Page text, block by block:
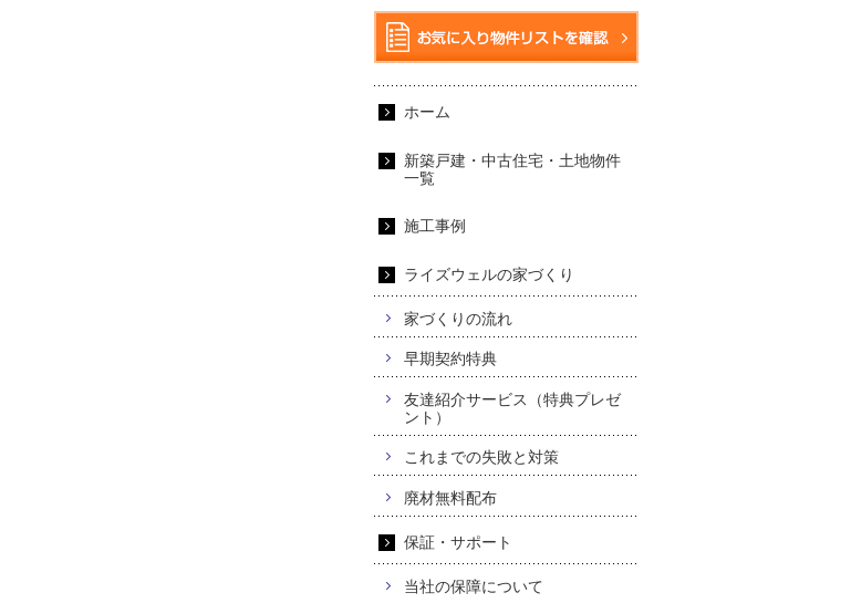
ホーム
新築戸建・中古住宅・土地物件
一覧
施工事例
ライズウェルの家づくり
家づくりの流れ
早期契約特典
友達紹介サービス（特典プレゼ
ント）
これまでの失敗と対策
廃材無料配布
保証・サポート
当社の保障について